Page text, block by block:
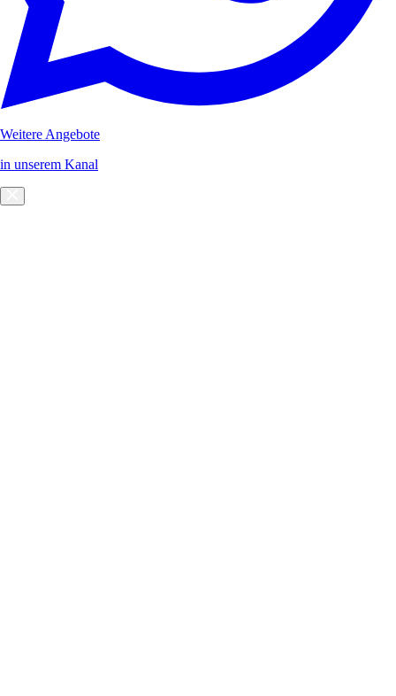
Weitere Angebote
in unserem Kanal